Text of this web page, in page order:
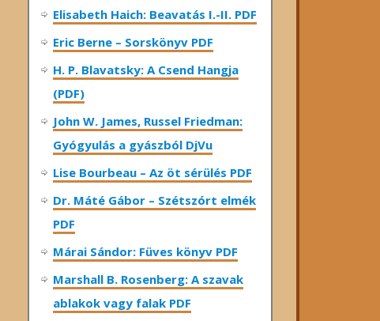
Elisabeth Haich: Beavatás I.-II. PDF
Eric Berne – Sorskönyv PDF
H. P. Blavatsky: A Csend Hangja
(PDF)
John W. James, Russel Friedman:
Gyógyulás a gyászból DjVu
Lise Bourbeau – Az öt sérülés PDF
Dr. Máté Gábor – Szétszórt elmék
PDF
Márai Sándor: Füves könyv PDF
Marshall B. Rosenberg: A szavak
ablakok vagy falak PDF